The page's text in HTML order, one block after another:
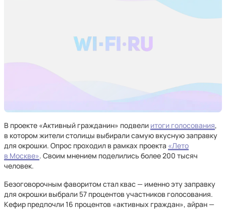
В проекте «Активный гражданин» подвели итоги голосования,
в котором жители столицы выбирали самую вкусную заправку
для окрошки. Опрос проходил в рамках проекта «Лето
в Москве». Своим мнением поделились более 200 тысяч
человек.
Безоговорочным фаворитом стал квас — именно эту заправку
для окрошки выбрали 57 процентов участников голосования.
Кефир предпочли 16 процентов «активных граждан», айран —